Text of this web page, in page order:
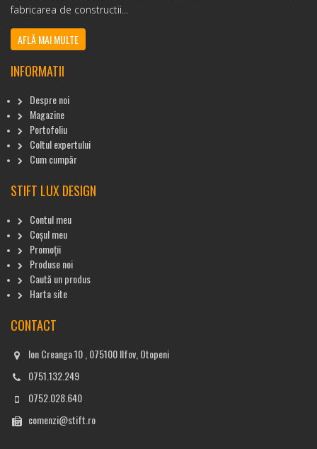
fabricarea de constructii...
AFLĂ MAI MULTE
INFORMATII
Despre noi
Magazine
Portofoliu
Coltul expertului
Cum cumpăr
STIFT LUX DESIGN
Contul meu
Coșul meu
Promoții
Produse noi
Caută un produs
Harta site
CONTACT
Ion Creanga 10 , 075100 Ilfov, Otopeni
0751.132.249
0752.028.640
comenzi@stift.ro